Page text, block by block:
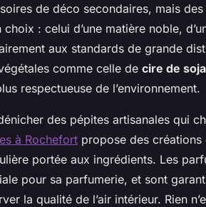
de déco secondaires, mais
choix : celui d’une matière noble,
aux standards de grande
comme celle de cire de soja
respectueuse de l’environnement.
des pépites artisanales qui
à Rochefort propose des
portée aux ingrédients. Les
pour sa parfumerie, et sont
la qualité de l’air intérieur. Rien